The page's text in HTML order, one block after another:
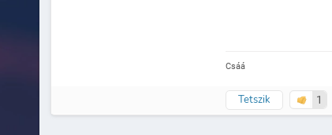
Csáá
Tetszik 1